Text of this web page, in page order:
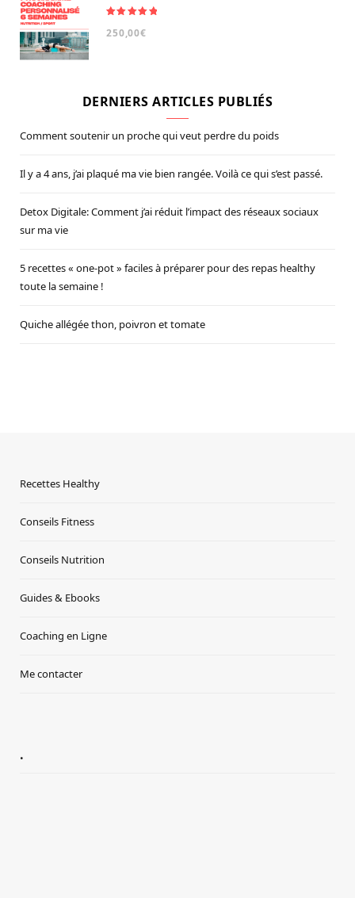
sur 5
250,00€
DERNIERS ARTICLES PUBLIÉS
Comment soutenir un proche qui veut perdre du poids
Il y a 4 ans, j’ai plaqué ma vie bien rangée. Voilà ce qui s’est passé.
Detox Digitale: Comment j’ai réduit l’impact des réseaux sociaux
sur ma vie
5 recettes « one-pot » faciles à préparer pour des repas healthy
toute la semaine !
Quiche allégée thon, poivron et tomate
Recettes Healthy
Conseils Fitness
Conseils Nutrition
Guides & Ebooks
Coaching en Ligne
Me contacter
.